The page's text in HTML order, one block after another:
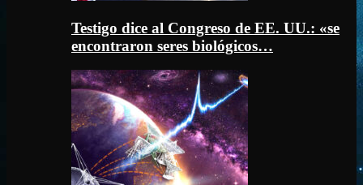
Testigo dice al Congreso de EE. UU.: «se
encontraron seres biológicos…